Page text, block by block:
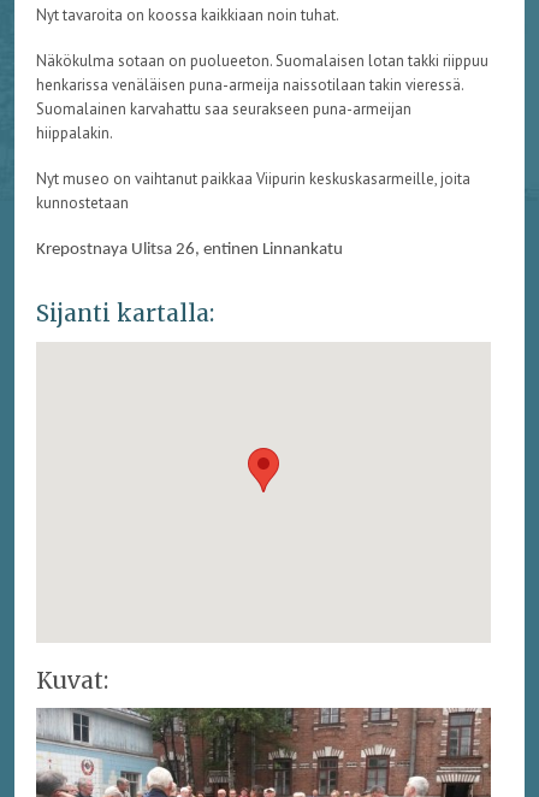
Nyt tavaroita on koossa kaikkiaan noin tuhat.
Näkökulma sotaan on puolueeton. Suomalaisen lotan takki riippuu
henkarissa venäläisen puna-armeija naissotilaan takin vieressä.
Suomalainen karvahattu saa seurakseen puna-armeijan
hiippalakin.
Nyt museo on vaihtanut paikkaa Viipurin keskuskasarmeille, joita
kunnostetaan
Krepostnaya Ulitsa 26, entinen Linnankatu
Sijanti kartalla:
Kuvat: